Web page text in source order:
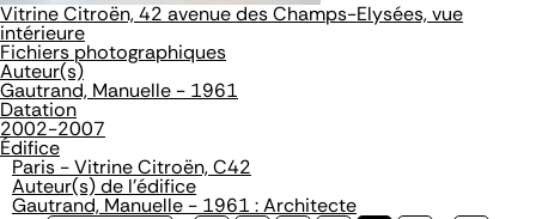
Vitrine Citroën, 42 avenue des Champs-Elysées, vue
intérieure
Fichiers photographiques
Auteur(s)
Gautrand, Manuelle - 1961
Datation
2002-2007
Édifice
Paris - Vitrine Citroën, C42
Auteur(s) de l'édifice
Gautrand, Manuelle - 1961 : Architecte